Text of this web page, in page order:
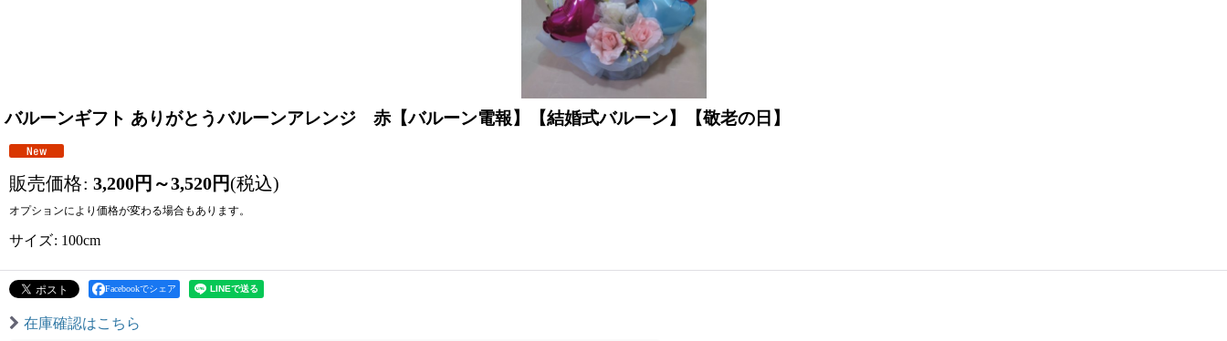
バルーンギフト ありがとうバルーンアレンジ 赤【バルーン電報】【結婚式バルーン】【敬老の日】
販売価格: 3,200円 ～3,520円(税込)
オプションにより価格が変わる場合もあります。
サイズ: 100cm
Facebookでシェア
在庫確認はこちら